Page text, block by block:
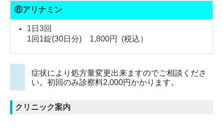
⑥アリナミン
1日3回
1回1錠(30日分) 1,800円 (税込）
症状により処方量変更出来ますのでご相談くださ
い。初回のみ診察料2,000円かかります。
クリニック案内